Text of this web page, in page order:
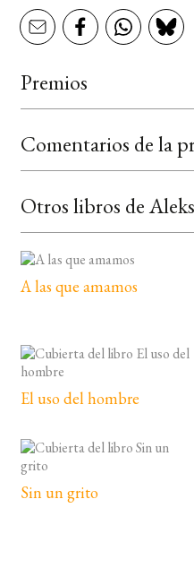
Premios
Comentarios de la
Otros libros de
A las que amamos
El uso del hombre
Sin un grito